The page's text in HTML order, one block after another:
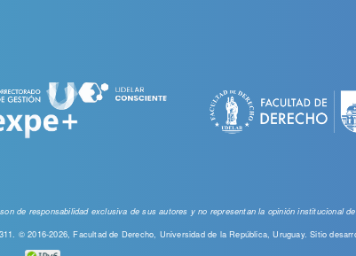
son de responsabilidad exclusiva de sus autores y no representan la opinión institucional
© 2016-2026, Facultad de Derecho, Universidad de la República, Uruguay. Sitio